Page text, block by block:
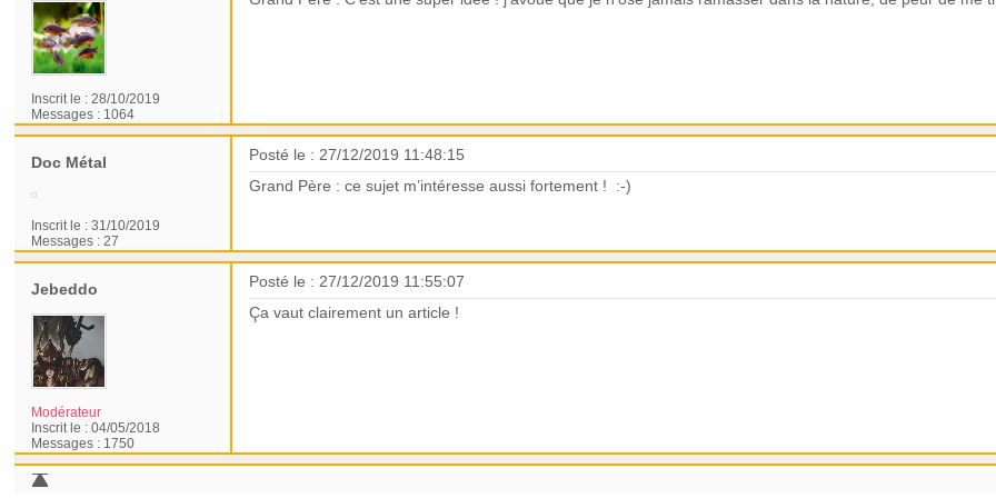
Inscrit le :28/10/2019
Messages : 1064
Doc Métal
Inscrit le :31/10/2019
Messages :27
Posté le : 27/12/2019 11:48:15
Grand Père : ce sujet m’intéresse aussi fortement ! :-)
Jebeddo
Modérateur
Inscrit le :04/05/2018
Messages : 1750
Posté le : 27/12/2019 11:55:07
Ça vaut clairement un article !